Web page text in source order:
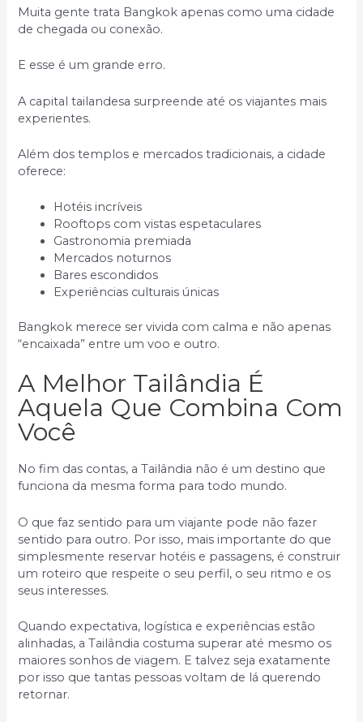
Muita gente trata Bangkok apenas como uma cidade
de chegada ou conexão.
E esse é um grande erro.
A capital tailandesa surpreende até os viajantes mais
experientes.
Além dos templos e mercados tradicionais, a cidade
oferece:
Hotéis incríveis
Rooftops com vistas espetaculares
Gastronomia premiada
Mercados noturnos
Bares escondidos
Experiências culturais únicas
Bangkok merece ser vivida com calma e não apenas
“encaixada” entre um voo e outro.
A Melhor Tailândia É
Aquela Que Combina Com
Você
No fim das contas, a Tailândia não é um destino que
funciona da mesma forma para todo mundo.
O que faz sentido para um viajante pode não fazer
sentido para outro. Por isso, mais importante do que
simplesmente reservar hotéis e passagens, é construir
um roteiro que respeite o seu perfil, o seu ritmo e os
seus interesses.
Quando expectativa, logística e experiências estão
alinhadas, a Tailândia costuma superar até mesmo os
maiores sonhos de viagem. E talvez seja exatamente
por isso que tantas pessoas voltam de lá querendo
retornar.